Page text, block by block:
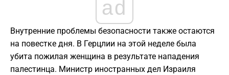
ad
Внутренние проблемы безопасности также остаются
на повестке дня. В Герцлии на этой неделе была
убита пожилая женщина в результате нападения
палестинца. Министр иностранных дел Израиля